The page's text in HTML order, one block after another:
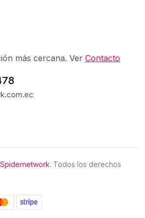
más cercana. Ver Contacto
Spidernetwork. Todos los derechos